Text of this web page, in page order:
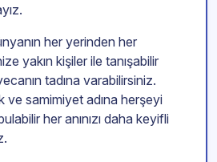
her yerinden her
yakın kişiler ile tanışabilir
tadına varabilirsiniz.
ve samimiyet adına herşeyi
her anınızı daha keyifli